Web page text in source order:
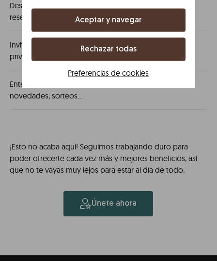
Descuento en próxima
reserva
5%
Invitación a ventas
privadas
Enterarse de las
novedades, sorteos...
¡Esto no acaba aquí! Seguimos trabajando duro para
poder ofrecerte cada vez más y mejores beneficios, así
que no te vayas muy lejos para estar al día de todo.
Únete ahora
Aceptar y navegar
Rechazar todas
Preferencias de cookies